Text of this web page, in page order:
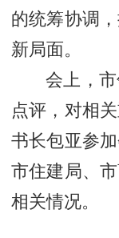
的统筹协调
新局面。
会上，
点评，对相
书长包亚参
市住建局、
相关情况。